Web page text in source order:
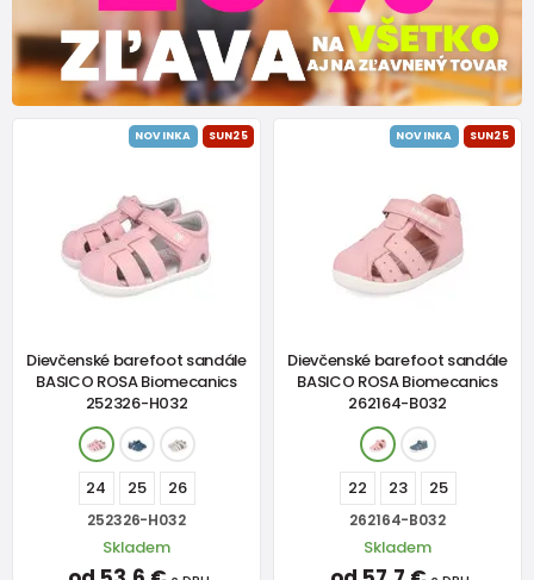
NOVINKA SUN25
Dievčenské barefoot sandále
BASICO ROSA Biomecanics
252326-H032
24 25 26
252326-H032
Skladem
NOVINKA SUN25
Dievčenské barefoot sandále
BASICO ROSA Biomecanics
262164-B032
22 23 25
262164-B032
Skladem